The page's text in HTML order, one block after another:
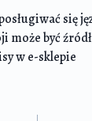
się
może być
w e-sklepie